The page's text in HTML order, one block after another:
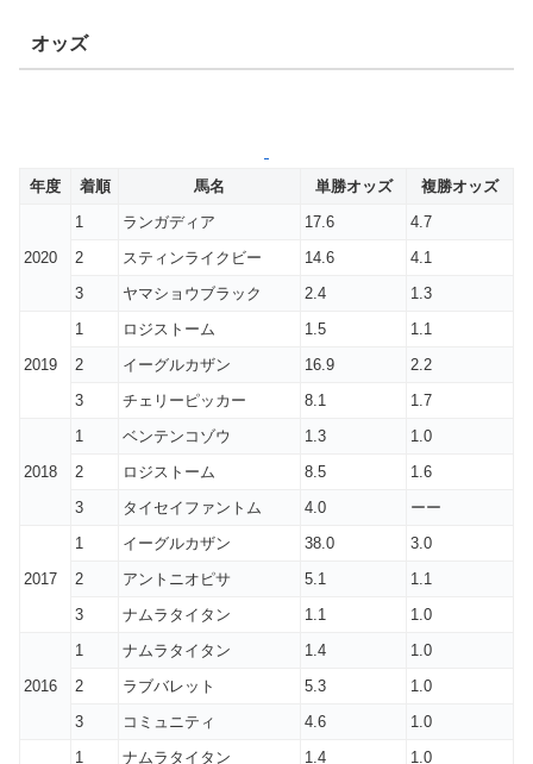
オッズ
年度 着順 馬名 単勝オッズ 複勝オッズ
2020
1 ランガディア 17.6
4.7
2
スティンライクビー 14.6
4.1
3
ヤマショウブラック 2.4 1.3
2019
1 ロジストーム 1.5
1.1
2
イーグルカザン 16.9
2.2
3
チェリーピッカー 8.1 1.7
2018
1 ベンテンコゾウ 1.3
1.0
2
ロジストーム 8.5
1.6
3
タイセイファントム 4.0 ーー
2017
1 イーグルカザン 38.0
3.0
2
アントニオピサ 5.1
1.1
3
ナムラタイタン 1.1 1.0
2016
1 ナムラタイタン 1.4
1.0
2
ラブバレット 5.3
1.0
3
コミュニティ 4.6 1.0
1 ナムラタイタン 1.4
1.0